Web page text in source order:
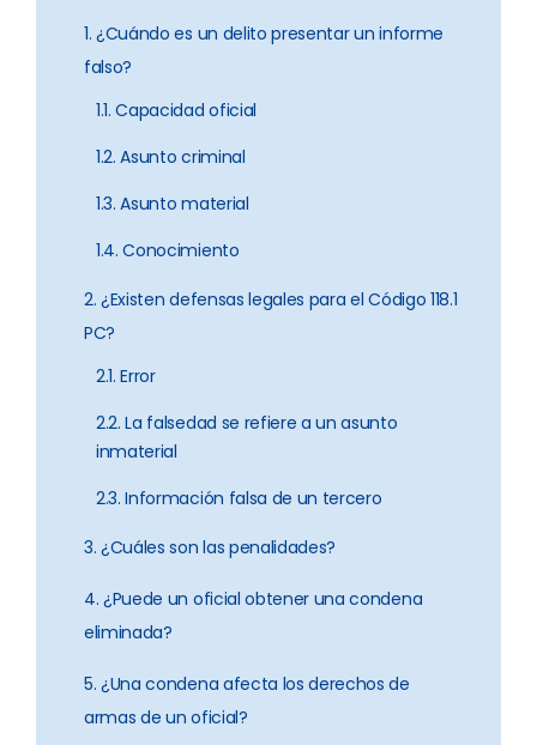
1. ¿Cuándo es un delito presentar un informe
falso?
1.1. Capacidad oficial
1.2. Asunto criminal
1.3. Asunto material
1.4. Conocimiento
2. ¿Existen defensas legales para el Código 118.1
PC?
2.1. Error
2.2. La falsedad se refiere a un asunto
inmaterial
2.3. Información falsa de un tercero
3. ¿Cuáles son las penalidades?
4. ¿Puede un oficial obtener una condena
eliminada?
5. ¿Una condena afecta los derechos de
armas de un oficial?